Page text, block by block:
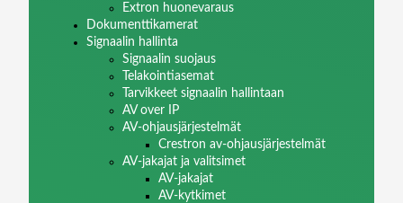
Extron huonevaraus
Dokumenttikamerat
Signaalin hallinta
Signaalin suojaus
Telakointiasemat
Tarvikkeet signaalin hallintaan
AV over IP
AV-ohjausjärjestelmät
Crestron av-ohjausjärjestelmät
AV-jakajat ja valitsimet
AV-jakajat
AV-kytkimet